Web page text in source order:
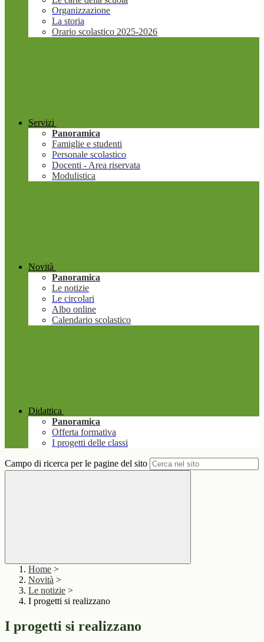
Organizzazione
La storia
Orario scolastico 2025-2026
Servizi
Panoramica
Famiglie e studenti
Personale scolastico
Docenti - Area riservata
Modulistica
Novità
Panoramica
Le notizie
Le circolari
Albo online
Calendario scolastico
Didattica
Panoramica
Offerta formativa
I progetti delle classi
Campo di ricerca per le pagine del sito
Home >
Novità >
Le notizie >
I progetti si realizzano
I progetti si realizzano